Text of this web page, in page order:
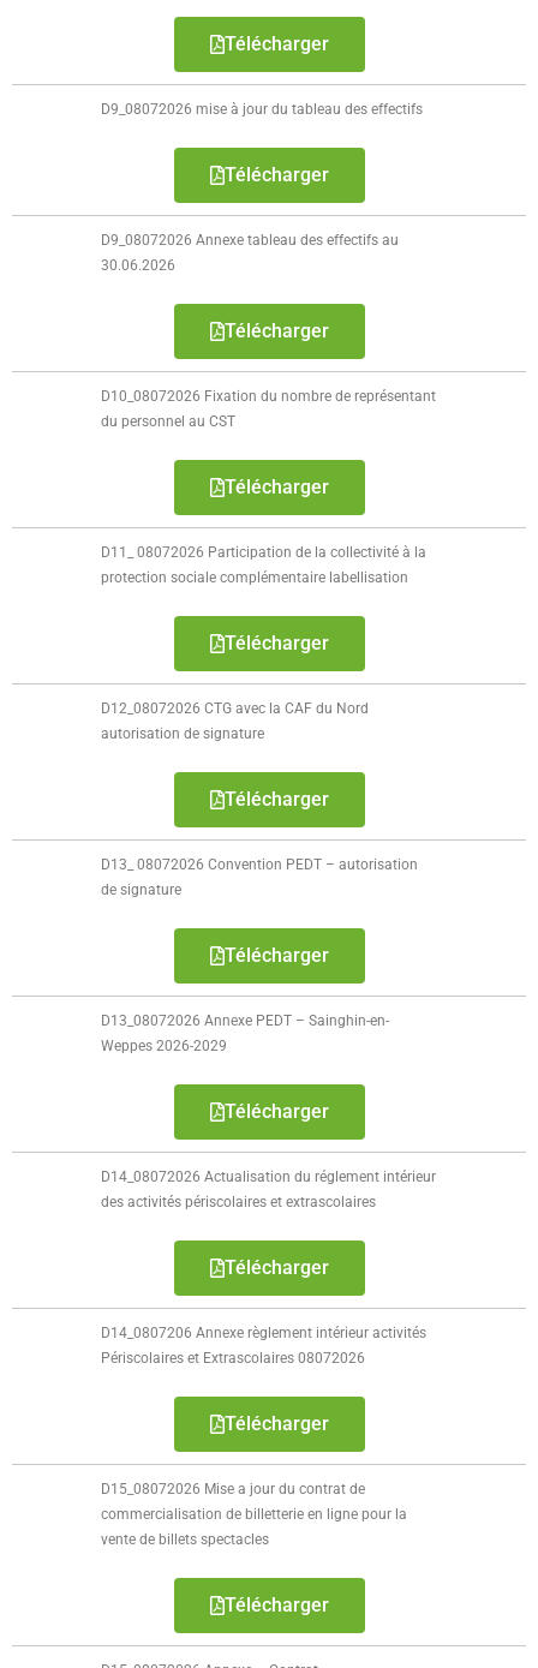
- - Espace culturel « La Scène »
- - Espace Musical
- Emploi Insertion Jeunes
- - la Mission Locale Métropole Sud
- - Nord Emploi
- Locations de salles
- Cimetière
- Urbanisme
- Guide pratique 2022
- Procès-verbaux des Conseils Municipaux
- Tous les actes réglementaires
- Délibérations conseil municipal
- Délibérations CCAS
- Documents budgétaires
- - Rapport d'Orientation Budgétaire 2026
- - Rapport d'Orientation Budgétaire 2024
- - Rapport d'Orientation budgétaire 2023
- - Rapport d'Orientation budgétaire 2022
- - Rapport d'Orientation budgétaire 2021
- - Rapport d'Orientation Budgétaire 2020
Télécharger
D9_08072026 mise à jour du tableau des effectifs
Télécharger
D9_08072026 Annexe tableau des effectifs au
30.06.2026
Télécharger
D10_08072026 Fixation du nombre de représentant
du personnel au CST
Télécharger
D11_ 08072026 Participation de la collectivité à la
protection sociale complémentaire labellisation
Télécharger
D12_08072026 CTG avec la CAF du Nord
autorisation de signature
Télécharger
D13_ 08072026 Convention PEDT – autorisation
de signature
Télécharger
D13_08072026 Annexe PEDT – Sainghin-en-
Weppes 2026-2029
Télécharger
D14_08072026 Actualisation du réglement intérieur
des activités périscolaires et extrascolaires
Télécharger
D14_0807206 Annexe règlement intérieur activités
Périscolaires et Extrascolaires 08072026
Télécharger
D15_08072026 Mise a jour du contrat de
commercialisation de billetterie en ligne pour la
vente de billets spectacles
Télécharger